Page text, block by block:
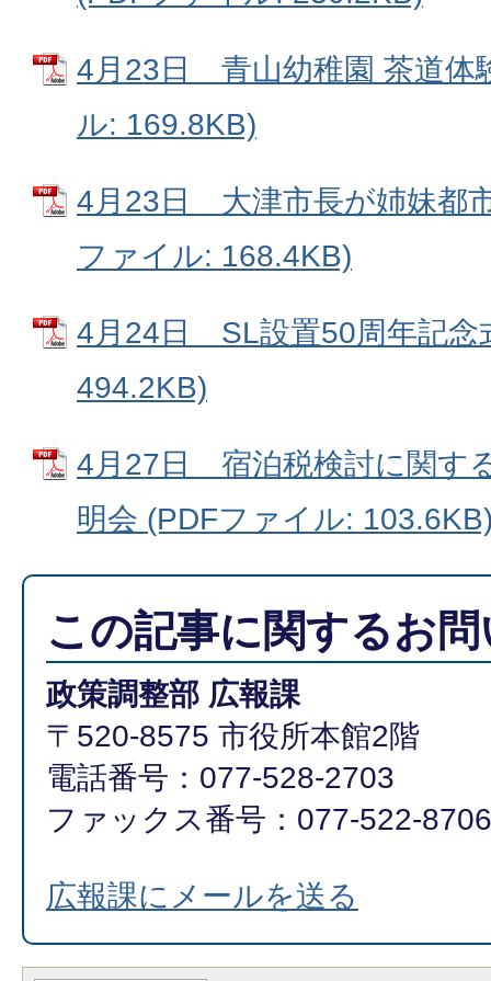
4月23日 青山幼稚園 茶道体
ル: 169.8KB)
4月23日 大津市長が姉妹都
ファイル: 168.4KB)
4月24日 SL設置50周年記念
494.2KB)
4月27日 宿泊税検討に関す
明会 (PDFファイル:
この記事に関するお
政策調整部 広報課
〒520-8575 市役所本館2階
電話番号：077-528-2703
ファックス番号：077-522-8706
広報課にメールを送る